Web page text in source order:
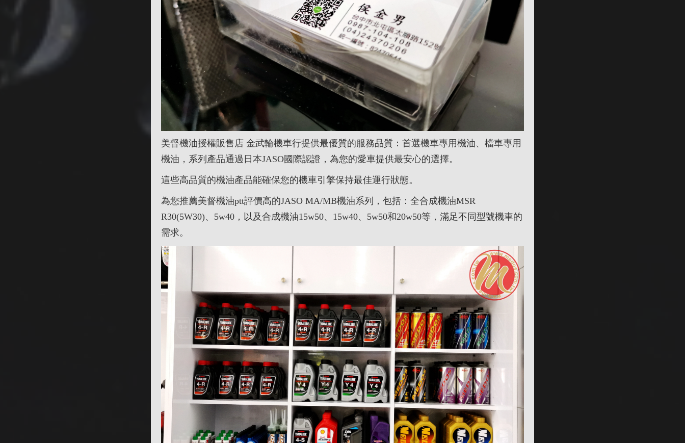
美督機油授權販售店 金武輪機車行提供最優質的服務品質：首選機車專用機油、檔車專用
機油，系列產品通過日本JASO國際認證，為您的愛車提供最安心的選擇。
這些高品質的機油產品能確保您的機車引擎保持最佳運行狀態。
為您推薦美督機油ptt評價高的JASO MA/MB機油系列，包括：全合成機油MSR
R30(5W30)、5w40，以及合成機油15w50、15w40、5w50和20w50等，滿足不同型號機車的
需求。